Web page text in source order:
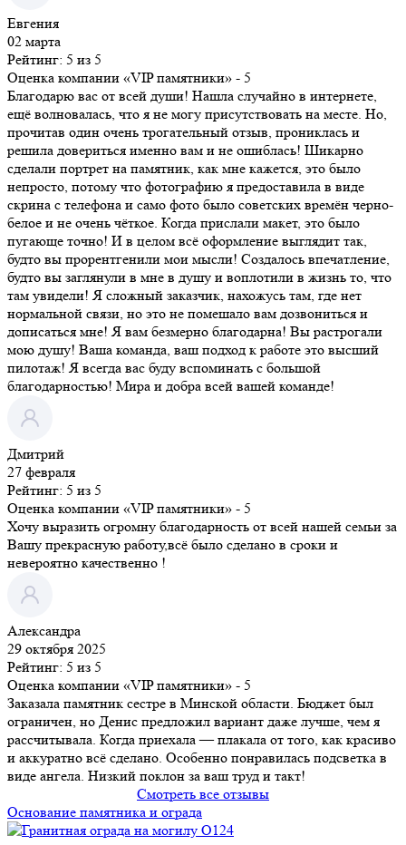
Евгения
02 марта
Рейтинг: 5 из 5
Оценка компании «VIP памятники» - 5
Благодарю вас от всей души! Нашла случайно в интернете,
ещё волновалась, что я не могу присутствовать на месте. Но,
прочитав один очень трогательный отзыв, прониклась и
решила довериться именно вам и не ошиблась! Шикарно
сделали портрет на памятник, как мне кажется, это было
непросто, потому что фотографию я предоставила в виде
скрина с телефона и само фото было советских времён черно-
белое и не очень чёткое. Когда прислали макет, это было
пугающе точно! И в целом всё оформление выглядит так,
будто вы прорентгенили мои мысли! Создалось впечатление,
будто вы заглянули в мне в душу и воплотили в жизнь то, что
там увидели! Я сложный заказчик, нахожусь там, где нет
нормальной связи, но это не помешало вам дозвониться и
дописаться мне! Я вам безмерно благодарна! Вы растрогали
мою душу! Ваша команда, ваш подход к работе это высший
пилотаж! Я всегда вас буду вспоминать с большой
благодарностью! Мира и добра всей вашей команде!
Дмитрий
27 февраля
Рейтинг: 5 из 5
Оценка компании «VIP памятники» - 5
Хочу выразить огромну благодарность от всей нашей семьи за
Вашу прекрасную работу,всё было сделано в сроки и
невероятно качественно !
Александра
29 октября 2025
Рейтинг: 5 из 5
Оценка компании «VIP памятники» - 5
Заказала памятник сестре в Минской области. Бюджет был
ограничен, но Денис предложил вариант даже лучше, чем я
рассчитывала. Когда приехала — плакала от того, как красиво
и аккуратно всё сделано. Особенно понравилась подсветка в
виде ангела. Низкий поклон за ваш труд и такт!
Смотреть все отзывы
Основание памятника и ограда